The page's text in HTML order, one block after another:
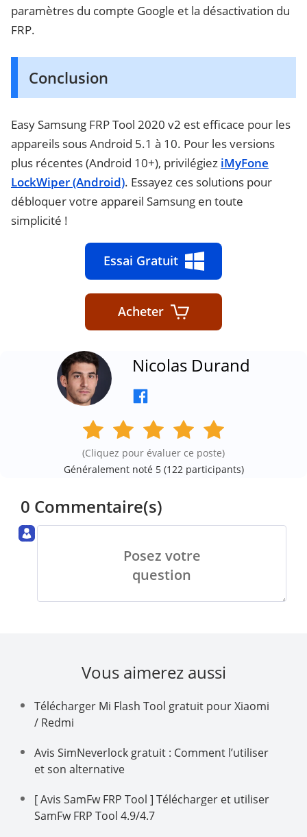
paramètres du compte Google et la désactivation du
FRP.
Conclusion
Easy Samsung FRP Tool 2020 v2 est efficace pour les
appareils sous Android 5.1 à 10. Pour les versions
plus récentes (Android 10+), privilégiez iMyFone
LockWiper (Android). Essayez ces solutions pour
débloquer votre appareil Samsung en toute
simplicité !
Essai Gratuit
Acheter
Nicolas Durand
(Cliquez pour évaluer ce poste)
Généralement noté 5 (122 participants)
0 Commentaire(s)
Posez votre
question
Vous aimerez aussi
Télécharger Mi Flash Tool gratuit pour Xiaomi
/ Redmi
Avis SimNeverlock gratuit : Comment l’utiliser
et son alternative
[ Avis SamFw FRP Tool ] Télécharger et utiliser
SamFw FRP Tool 4.9/4.7